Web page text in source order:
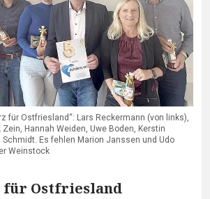
für Ostfriesland“: Lars Reckermann (von links),
Hannah Weiden, Uwe Boden, Kerstin
Schmidt. Es fehlen Marion Janssen und Udo
Weinstock
für Ostfriesland